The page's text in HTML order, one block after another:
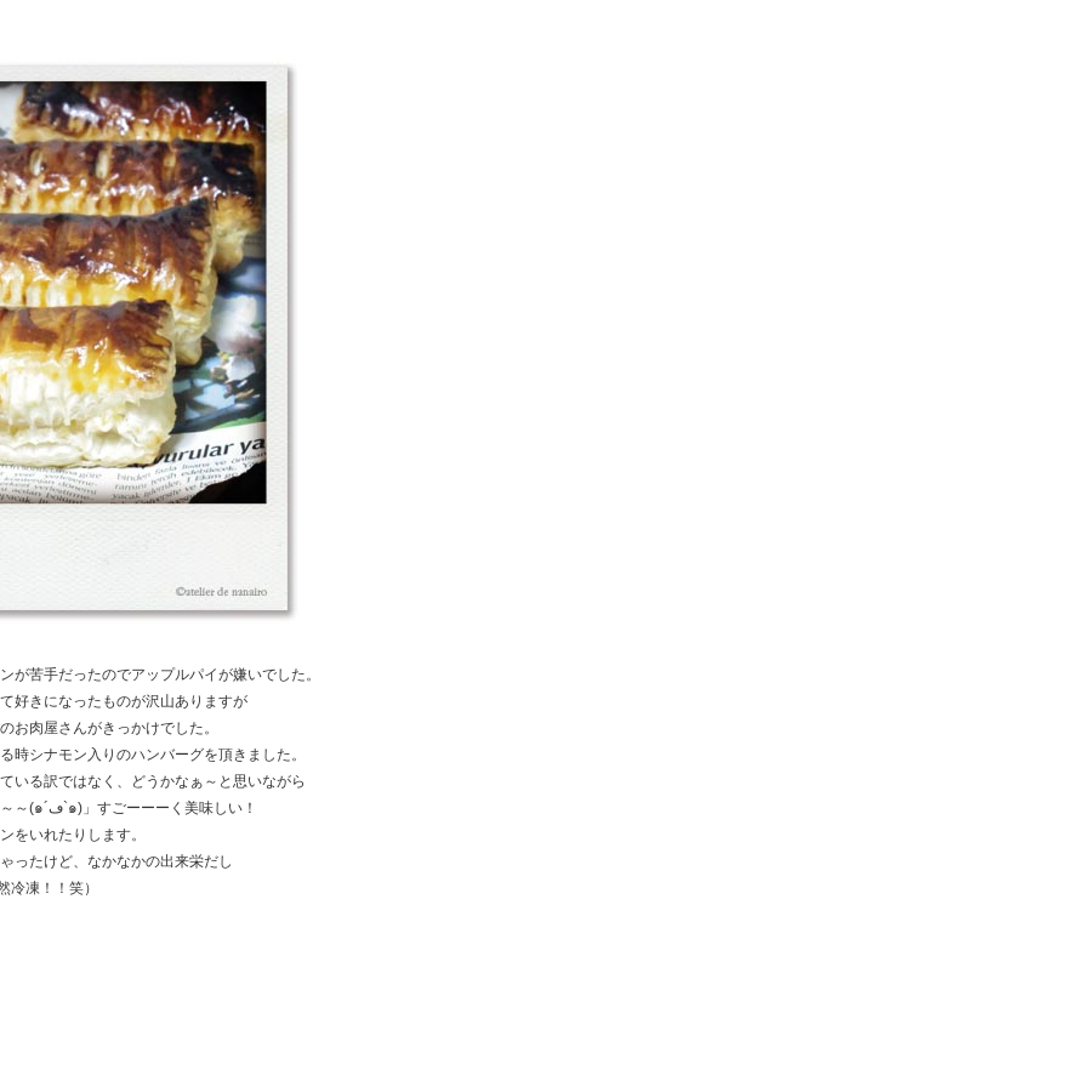
が苦手だったのでアップルパイが嫌いでした。
好きになったものが沢山ありますが
お肉屋さんがきっかけでした。
時シナモン入りのハンバーグを頂きました。
いる訳ではなく、どうかなぁ～と思いながら
一口食べてみると「なんということでしょ～～～(๑´ڡ`๑)」すごーーーく美味しい！
をいれたりします。
ったけど、なかなかの出来栄だし
凍！！笑）